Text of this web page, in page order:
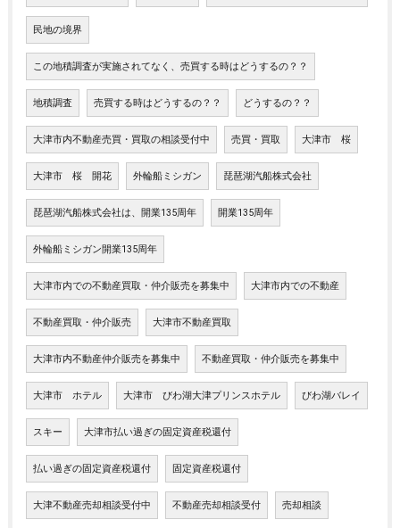
民地の境界
この地積調査が実施されてなく、売買する時はどうするの？？
地積調査 売買する時はどうするの？？ どうするの？？
大津市内不動産売買・買取の相談受付中 売買・買取 大津市 桜
大津市 桜 開花 外輪船ミシガン 琵琶湖汽船株式会社
琵琶湖汽船株式会社は、開業135周年 開業135周年
外輪船ミシガン開業135周年
大津市内での不動産買取・仲介販売を募集中 大津市内での不動産
不動産買取・仲介販売 大津市不動産買取
大津市内不動産仲介販売を募集中 不動産買取・仲介販売を募集中
大津市 ホテル 大津市 びわ湖大津プリンスホテル びわ湖バレイ
スキー 大津市払い過ぎの固定資産税還付
払い過ぎの固定資産税還付 固定資産税還付
大津不動産売却相談受付中 不動産売却相談受付 売却相談